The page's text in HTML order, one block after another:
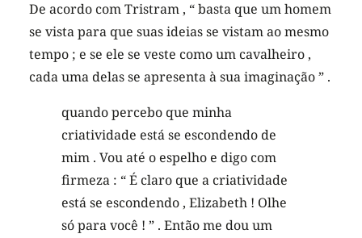
De acordo com Tristram , “ basta que um homem
se vista para que suas ideias se vistam ao mesmo
tempo ; e se ele se veste como um cavalheiro ,
cada uma delas se apresenta à sua imaginação ” .
quando percebo que minha
criatividade está se escondendo de
mim . Vou até o espelho e digo com
firmeza : “ É claro que a criatividade
está se escondendo , Elizabeth ! Olhe
só para você ! ” . Então me dou um